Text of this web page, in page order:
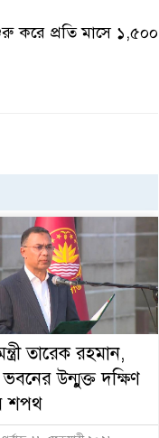
করে প্রতি মাসে ১,৫০০
তারেক রহমান,
উন্মুক্ত দক্ষিণ
শপথ